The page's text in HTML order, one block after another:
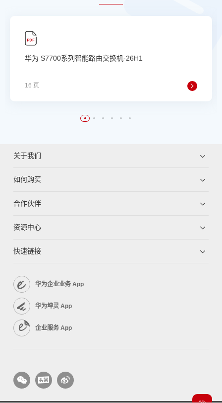
华为 S7700系列智能路由交换机-26H1
16 页
关于我们
如何购买
合作伙伴
资源中心
快速链接
华为企业业务 App
华为坤灵 App
企业服务 App